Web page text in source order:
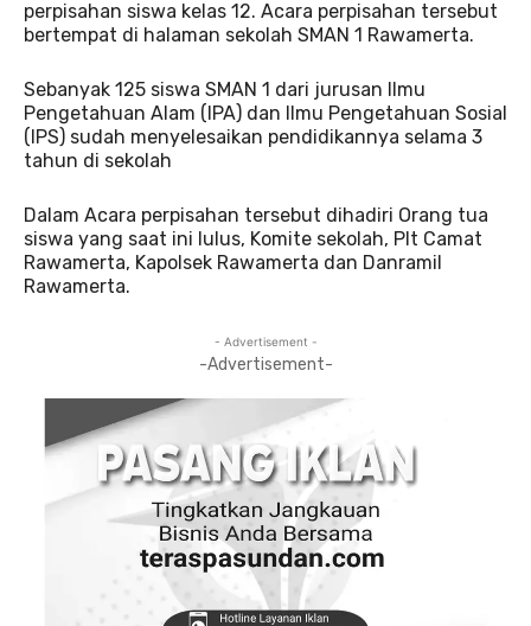
perpisahan siswa kelas 12. Acara perpisahan tersebut
bertempat di halaman sekolah SMAN 1 Rawamerta.
Sebanyak 125 siswa SMAN 1 dari jurusan Ilmu
Pengetahuan Alam (IPA) dan Ilmu Pengetahuan Sosial
(IPS) sudah menyelesaikan pendidikannya selama 3
tahun di sekolah
Dalam Acara perpisahan tersebut dihadiri Orang tua
siswa yang saat ini lulus, Komite sekolah, Plt Camat
Rawamerta, Kapolsek Rawamerta dan Danramil
Rawamerta.
- Advertisement -
-Advertisement-